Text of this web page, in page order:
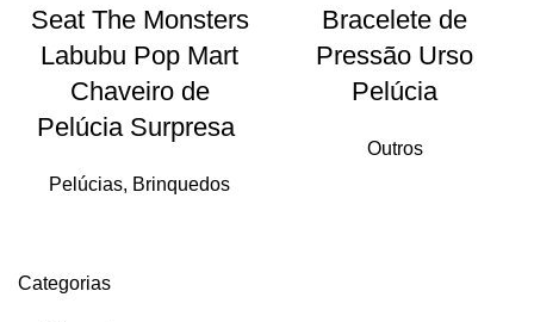
Categorias
Seat The Monsters
Labubu Pop Mart
Chaveiro de
Pelúcia Surpresa
Pelúcias, Brinquedos
Bracelete de
Pressão Urso
Pelúcia
Outros